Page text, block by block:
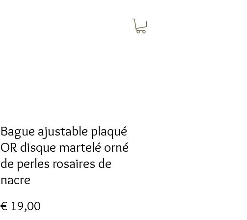
Bague ajustable plaqué
OR disque martelé orné
de perles rosaires de
nacre
€ 19,00